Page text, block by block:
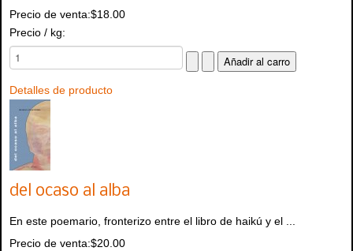
Precio de venta:$18.00
Precio / kg:
Detalles de producto
del ocaso al alba
En este poemario, fronterizo entre el libro de haikú y el ...
Precio de venta:$20.00